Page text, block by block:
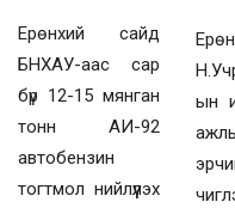
Ерөнхий сайд
БНХАУ-аас сар
бүр 12-15 мянган
тонн АИ-92
автобензин
тогтмол нийлүүлэх
ын